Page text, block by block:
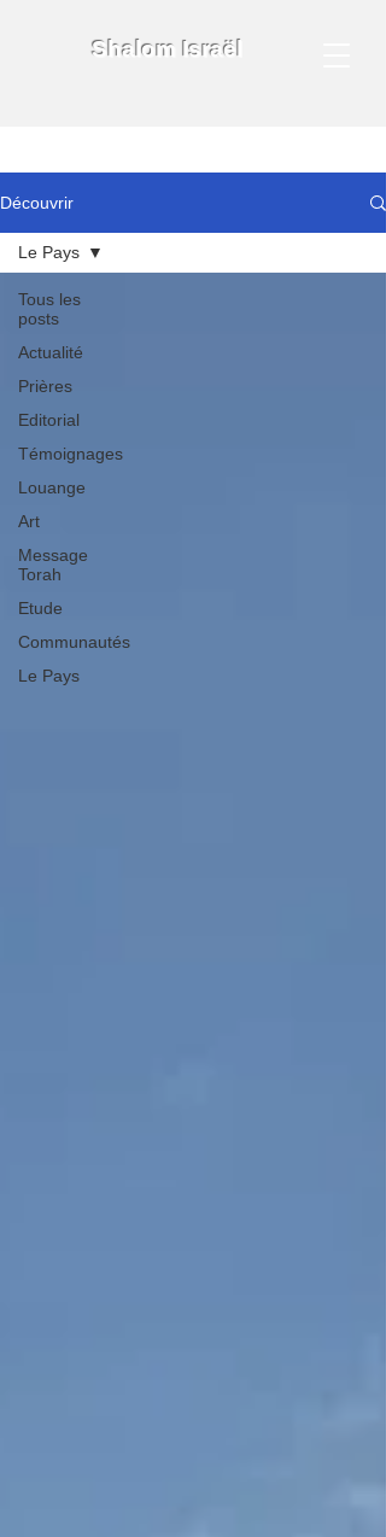
Shalom Israël
Découvrir
Tous les
posts
Actualité
Prières
Editorial
Témoignages
Louange
Art
Message
Torah
Etude
Communautés
Le Pays
Le Pays